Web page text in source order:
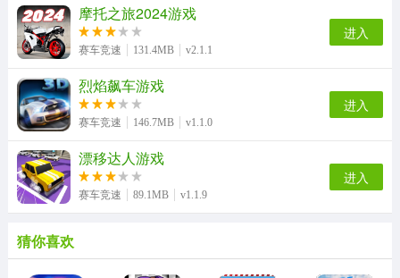
摩托之旅2024游戏
赛车竞速 131.4MB v2.1.1
进入
烈焰飙车游戏
赛车竞速 146.7MB v1.1.0
进入
漂移达人游戏
赛车竞速 89.1MB v1.1.9
进入
猜你喜欢